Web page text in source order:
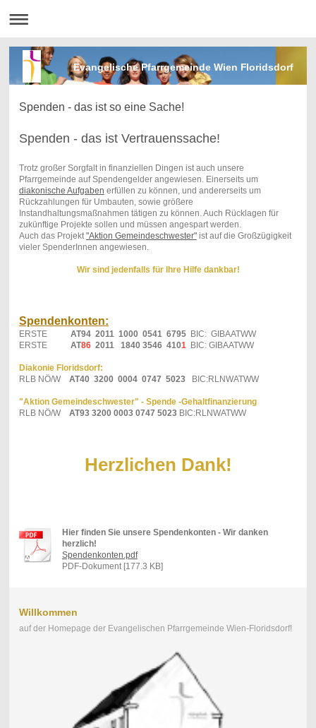
Evangelische Pfarrgemeinde Wien Floridsdorf
Spenden - das ist so eine Sache!
Spenden - das ist Vertrauenssache!
Trotz großer Sorgfalt in finanziellen Dingen ist auch unsere
Pfarrgemeinde auf Spendengelder angewiesen. Einerseits um
diakonische Aufgaben erfüllen zu können, und andererseits um
Rückzahlungen für Umbauten, sowie größere
Instandhaltungsmaßnahmen tätigen zu können. Auch Rücklagen für
zukünftige Projekte sollen und müssen angespart werden.
Auch das Projekt"Aktion Gemeindeschwester"ist auf die Großzügigkeit
vieler SpenderInnen angewiesen.
Wir sind jedenfalls für Ihre Hilfe dankbar!
Spendenkonten:
ERSTE AT94 2011 1000 0541 6795 BIC: GIBAATWW
ERSTE
AT862011 1840 3546 4101 BIC: GIBAATWW
Diakonie Floridsdorf:
RLB NÖ/W AT40 3200 0004 0747 5023BIC:RLNWATWW
"Aktion Gemeindeschwester" - Spende -Gehaltfinanzierung
RLB NÖ/W AT93 3200 0003 0747 5023BIC:RLNWATWW
Herzlichen Dank!
Hier finden Sie unsere Spendenkonten - Wir danken
herzlich!
Spendenkonten.pdf
PDF-Dokument [177.3 KB]
Willkommen
auf der Homepage der Evangelischen Pfarrgemeinde Wien-Floridsdorf!